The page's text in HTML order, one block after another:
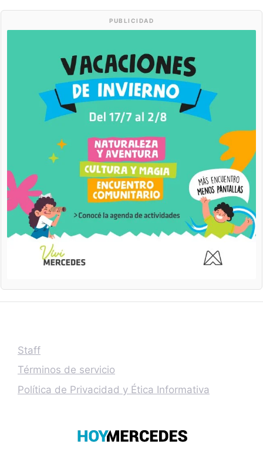
PUBLICIDAD
Staff
Términos de servicio
Política de Privacidad y Ética Informativa